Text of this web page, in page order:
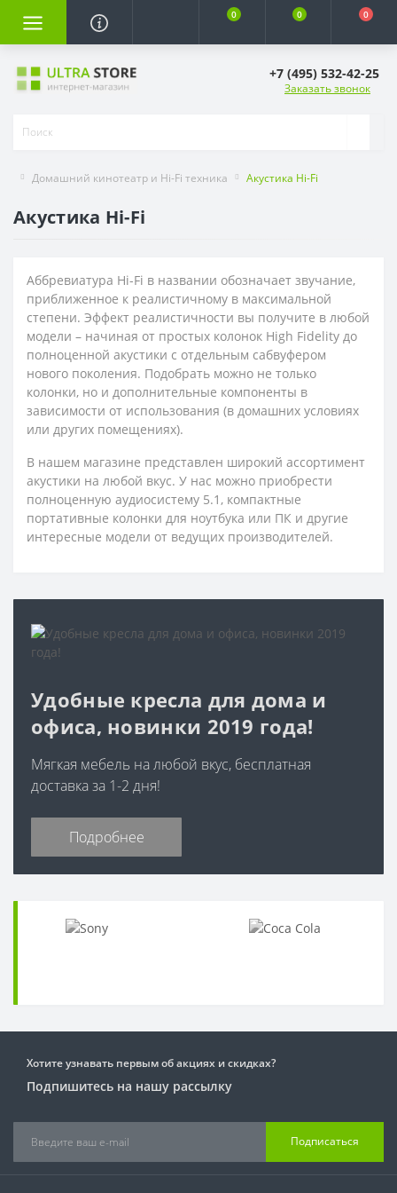
0 0 0
+7 (495) 532-42-25
Заказать звонок
Домашний кинотеатр и Hi-Fi техника Акустика Hi-Fi
Акустика Hi-Fi
Аббревиатура Hi-Fi в названии обозначает звучание,
приближенное к реалистичному в максимальной
степени. Эффект реалистичности вы получите в любой
модели – начиная от простых колонок High Fidelity до
полноценной акустики с отдельным сабвуфером
нового поколения. Подобрать можно не только
колонки, но и дополнительные компоненты в
зависимости от использования (в домашних условиях
или других помещениях).
В нашем магазине представлен широкий ассортимент
акустики на любой вкус. У нас можно приобрести
полноценную аудиосистему 5.1, компактные
портативные колонки для ноутбука или ПК и другие
интересные модели от ведущих производителей.
Удобные кресла для дома и
офиса, новинки 2019 года!
Мягкая мебель на любой вкус, бесплатная
доставка за 1-2 дня!
Подробнее
Хотите узнавать первым об акциях и скидках?
Подпишитесь на нашу рассылку
Подписаться